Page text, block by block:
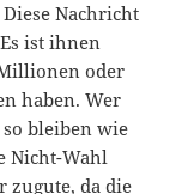
Nachricht
ist ihnen
oder
haben. Wer
bleiben wie
Nicht-Wahl
zugute, da die